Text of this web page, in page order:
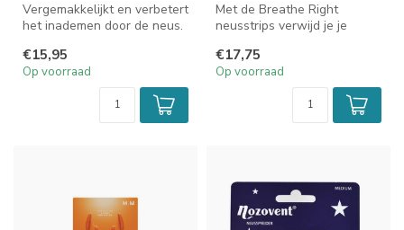
Vergemakkelijkt en verbetert
het inademen door de neus.
€15,95
Op voorraad
Met de Breathe Right
neusstrips verwijd je je
neusadem...
€17,75
Op voorraad